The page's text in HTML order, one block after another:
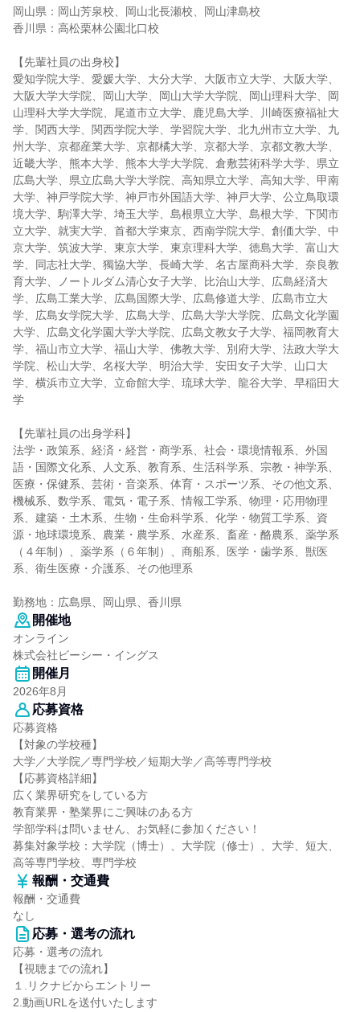
岡山県：岡山芳泉校、岡山北長瀬校、岡山津島校
香川県：高松栗林公園北口校
【先輩社員の出身校】
愛知学院大学、愛媛大学、大分大学、大阪市立大学、大阪大学、
大阪大学大学院、岡山大学、岡山大学大学院、岡山理科大学、岡
山理科大学大学院、尾道市立大学、鹿児島大学、川崎医療福祉大
学、関西大学、関西学院大学、学習院大学、北九州市立大学、九
州大学、京都産業大学、京都橘大学、京都大学、京都文教大学、
近畿大学、熊本大学、熊本大学大学院、倉敷芸術科学大学、県立
広島大学、県立広島大学大学院、高知県立大学、高知大学、甲南
大学、神戸学院大学、神戸市外国語大学、神戸大学、公立鳥取環
境大学、駒澤大学、埼玉大学、島根県立大学、島根大学、下関市
立大学、就実大学、首都大学東京、西南学院大学、創価大学、中
京大学、筑波大学、東京大学、東京理科大学、徳島大学、富山大
学、同志社大学、獨協大学、長崎大学、名古屋商科大学、奈良教
育大学、ノートルダム清心女子大学、比治山大学、広島経済大
学、広島工業大学、広島国際大学、広島修道大学、広島市立大
学、広島女学院大学、広島大学、広島大学大学院、広島文化学園
大学、広島文化学園大学大学院、広島文教女子大学、福岡教育大
学、福山市立大学、福山大学、佛教大学、別府大学、法政大学大
学院、松山大学、名桜大学、明治大学、安田女子大学、山口大
学、横浜市立大学、立命館大学、琉球大学、龍谷大学、早稲田大
学
【先輩社員の出身学科】
法学・政策系、経済・経営・商学系、社会・環境情報系、外国
語・国際文化系、人文系、教育系、生活科学系、宗教・神学系、
医療・保健系、芸術・音楽系、体育・スポーツ系、その他文系、
機械系、数学系、電気・電子系、情報工学系、物理・応用物理
系、建築・土木系、生物・生命科学系、化学・物質工学系、資
源・地球環境系、農業・農学系、水産系、畜産・酪農系、薬学系
（４年制）、薬学系（６年制）、商船系、医学・歯学系、獣医
系、衛生医療・介護系、その他理系
勤務地：広島県、岡山県、香川県
開催地
オンライン
株式会社ビーシー・イングス
開催月
2026年8月
応募資格
応募資格
【対象の学校種】
大学／大学院／専門学校／短期大学／高等専門学校
【応募資格詳細】
広く業界研究をしている方
教育業界・塾業界にご興味のある方
学部学科は問いません、お気軽に参加ください！
募集対象学校：大学院（博士）、大学院（修士）、大学、短大、
高等専門学校、専門学校
報酬・交通費
報酬・交通費
なし
応募・選考の流れ
応募・選考の流れ
【視聴までの流れ】
１.リクナビからエントリー
2.動画URLを送付いたします